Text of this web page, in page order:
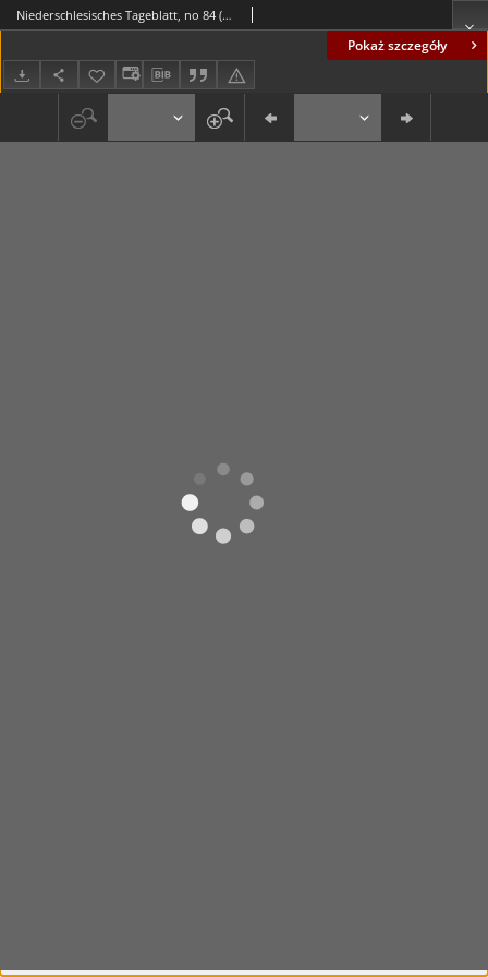
Pokaż szczegóły
Niederschlesisches Tageblatt, no 84 (Mittwoch, den 13. April 1887)